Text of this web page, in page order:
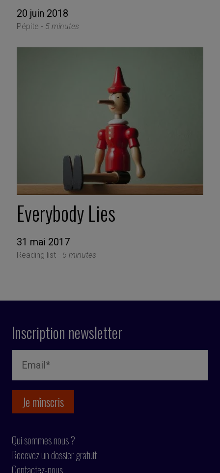
20 juin 2018
Pépite - 5 minutes
Everybody Lies
31 mai 2017
Reading list - 5 minutes
Inscription newsletter
Qui sommes nous ?
Recevez un dossier gratuit
Contactez-nous